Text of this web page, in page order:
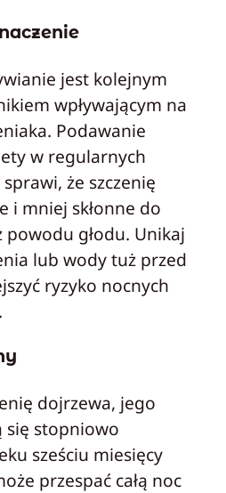
jest kolejnym
wpływającym na
Podawanie
w regularnych
że szczenię
i mniej skłonne do
powodu głodu. Unikaj
lub wody tuż przed
ryzyko nocnych
dojrzewa, jego
się stopniowo
sześciu miesięcy
przespać całą noc